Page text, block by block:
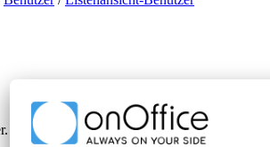
Unter Extras → Einstellungen →